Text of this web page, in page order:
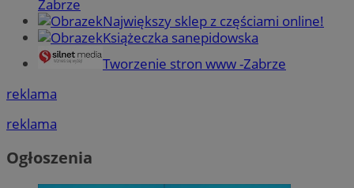
Zabrze
Największy sklep z częściami online!
Książeczka sanepidowska
Tworzenie stron www -Zabrze
reklama
reklama
Ogłoszenia